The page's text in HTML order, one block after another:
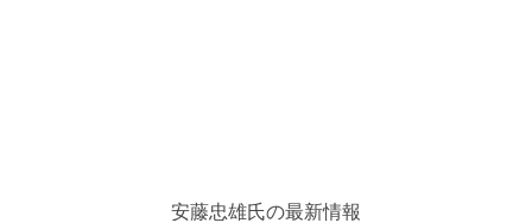
安藤忠雄氏の最新情報